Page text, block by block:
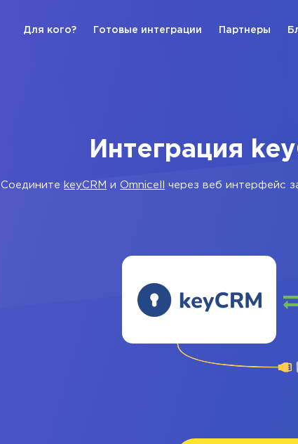
Для кого? Готовые интеграции Партнеры
Интеграция
Соедините keyCRM и Omnicell через веб интерфейс